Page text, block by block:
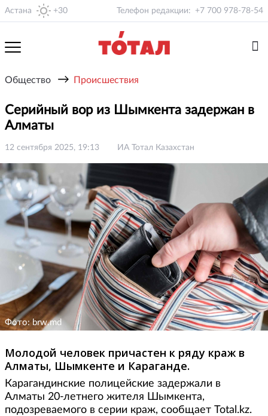
Астана +30 Телефон редакции: +7 700 978-78-54
Общество → Происшествия
Серийный вор из Шымкента задержан в
Алматы
12 сентября 2025, 19:13 ИА Тотал Казахстан
Фото: brw.md
Молодой человек причастен к ряду краж в
Алматы, Шымкенте и Караганде.
Карагандинские полицейские задержали в
Алматы 20-летнего жителя Шымкента,
подозреваемого в серии краж, сообщает Total.kz.